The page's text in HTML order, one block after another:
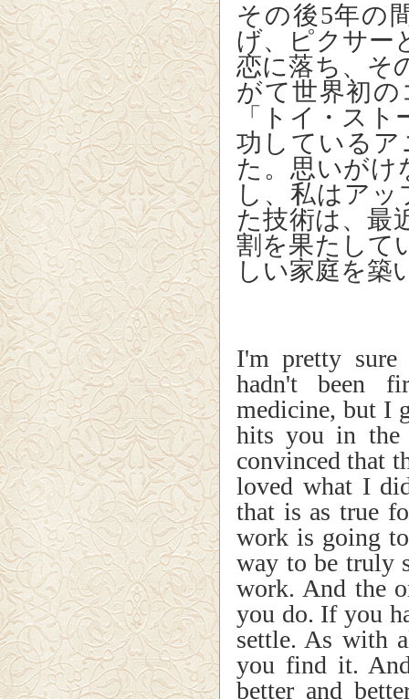
その後5年の
げ、ピクサー
恋に落ち、そ
がて世界初
「トイ・ス
功している
た。思いがけ
し、私はア
た技術は、最
割を果たして
しい家庭を築
I'm pretty
hadn't been
medicine, but I
hits you in the
convinced that
loved what I
that is as true
work is going
way to be truly
work. And the
you do. If you
settle. As with
you find it.
better and